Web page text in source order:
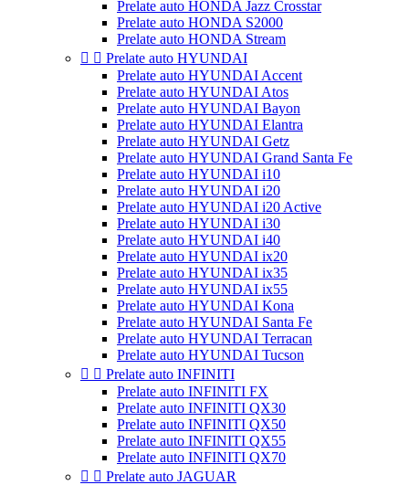
Prelate auto HONDA Jazz Crosstar
Prelate auto HONDA S2000
Prelate auto HONDA Stream
  Prelate auto HYUNDAI
Prelate auto HYUNDAI Accent
Prelate auto HYUNDAI Atos
Prelate auto HYUNDAI Bayon
Prelate auto HYUNDAI Elantra
Prelate auto HYUNDAI Getz
Prelate auto HYUNDAI Grand Santa Fe
Prelate auto HYUNDAI i10
Prelate auto HYUNDAI i20
Prelate auto HYUNDAI i20 Active
Prelate auto HYUNDAI i30
Prelate auto HYUNDAI i40
Prelate auto HYUNDAI ix20
Prelate auto HYUNDAI ix35
Prelate auto HYUNDAI ix55
Prelate auto HYUNDAI Kona
Prelate auto HYUNDAI Santa Fe
Prelate auto HYUNDAI Terracan
Prelate auto HYUNDAI Tucson
  Prelate auto INFINITI
Prelate auto INFINITI FX
Prelate auto INFINITI QX30
Prelate auto INFINITI QX50
Prelate auto INFINITI QX55
Prelate auto INFINITI QX70
  Prelate auto JAGUAR